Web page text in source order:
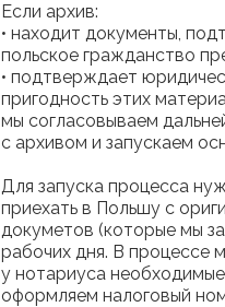
Если архив:
• находит документы,
польское гражданство
• подтверждает
пригодность этих
мы согласовываем
с архивом и запускаем
Для запуска процесса
приехать в Польшу с
докуметов (которые мы
рабочих дня. В процессе
у нотариуса
оформляем налоговый